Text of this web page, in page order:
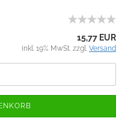
15,77 EUR
inkl. 19% MwSt. zzgl. Versand